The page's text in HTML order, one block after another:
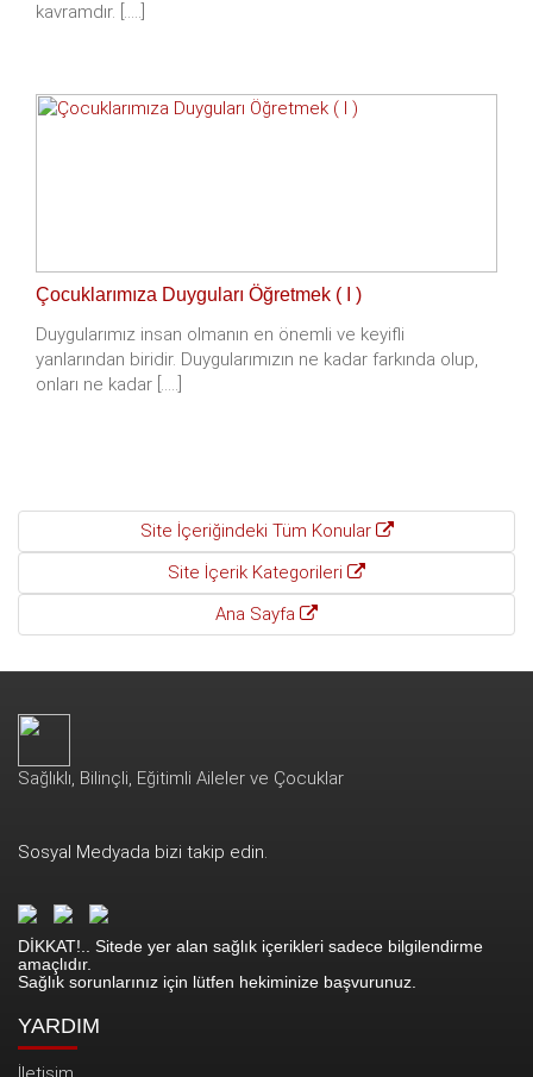
kavramdır. [.....]
Çocuklarımıza Duyguları Öğretmek ( I )
Duygularımız insan olmanın en önemli ve keyifli
yanlarından biridir. Duygularımızın ne kadar farkında olup,
onları ne kadar [.....]
Site İçeriğindeki Tüm Konular
Site İçerik Kategorileri
Ana Sayfa
Sağlıklı, Bilinçli, Eğitimli Aileler ve Çocuklar
Sosyal Medyada bizi takip edin.
DİKKAT!.. Sitede yer alan sağlık içerikleri sadece bilgilendirme
amaçlıdır.
Sağlık sorunlarınız için lütfen hekiminize başvurunuz.
YARDIM